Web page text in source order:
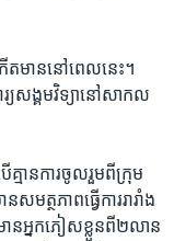
ត​មាន​នៅ​ពេល​នេះ។
យ​សង្គម​វិទ្យានៅ​សាកល​
ើ​គ្មាន​ការ​ចូលរួម​ពីក្រុម​
ត្ថភាពធ្វើការ​រារាំង​
នអ្នក​ភៀសខ្លួន​ពី​២លាន